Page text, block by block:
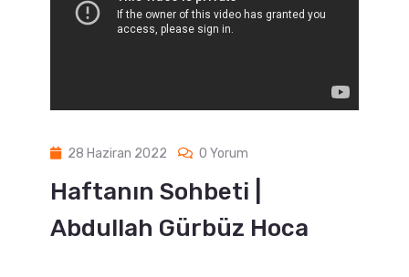
28 Haziran 2022 0 Yorum
Haftanın Sohbeti |
Abdullah Gürbüz Hoca